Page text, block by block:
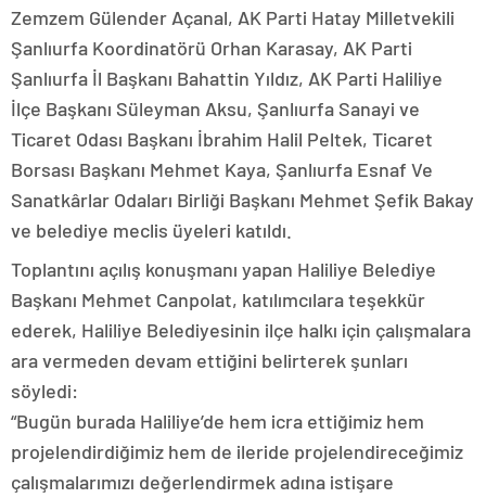
Zemzem Gülender Açanal, AK Parti Hatay Milletvekili
Şanlıurfa Koordinatörü Orhan Karasay, AK Parti
Şanlıurfa İl Başkanı Bahattin Yıldız, AK Parti Haliliye
İlçe Başkanı Süleyman Aksu, Şanlıurfa Sanayi ve
Ticaret Odası Başkanı İbrahim Halil Peltek, Ticaret
Borsası Başkanı Mehmet Kaya, Şanlıurfa Esnaf Ve
Sanatkârlar Odaları Birliği Başkanı Mehmet Şefik Bakay
ve belediye meclis üyeleri katıldı.
Toplantını açılış konuşmanı yapan Haliliye Belediye
Başkanı Mehmet Canpolat, katılımcılara teşekkür
ederek, Haliliye Belediyesinin ilçe halkı için çalışmalara
ara vermeden devam ettiğini belirterek şunları
söyledi:
“Bugün burada Haliliye’de hem icra ettiğimiz hem
projelendirdiğimiz hem de ileride projelendireceğimiz
çalışmalarımızı değerlendirmek adına istişare